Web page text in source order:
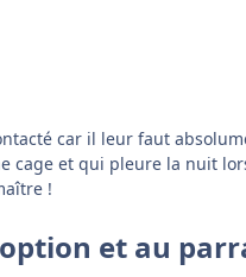
car il leur faut
cage et qui pleure la nuit
!
et au